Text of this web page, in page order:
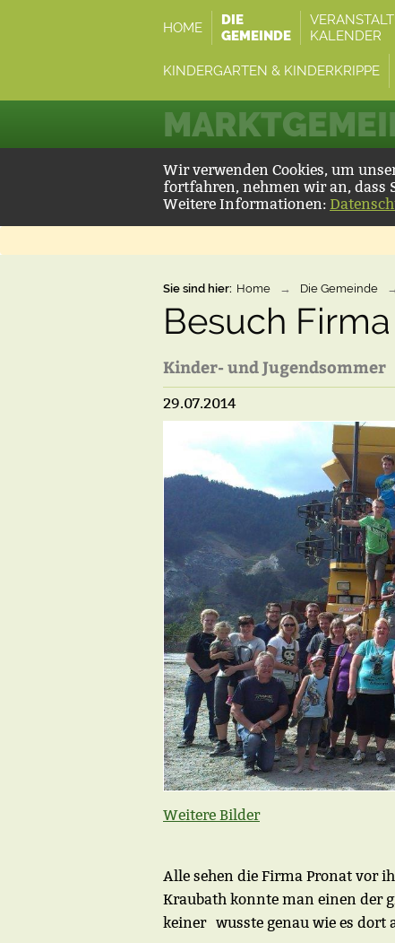
HOME
DIE
GEMEINDE
KALENDER
KINDERGARTEN & KINDERKRIPPE
Wir verwenden Cookies, um
fortfahren, nehmen wir an, dass
Weitere Informationen:
Sie sind hier: Home → Die Gemeinde
Besuch
Kinder- und Jugendsommer
29.07.2014
Weitere Bilder
Alle sehen die Firma Pronat vor
Kraubath konnte man einen der
keiner wusste genau wie es dort